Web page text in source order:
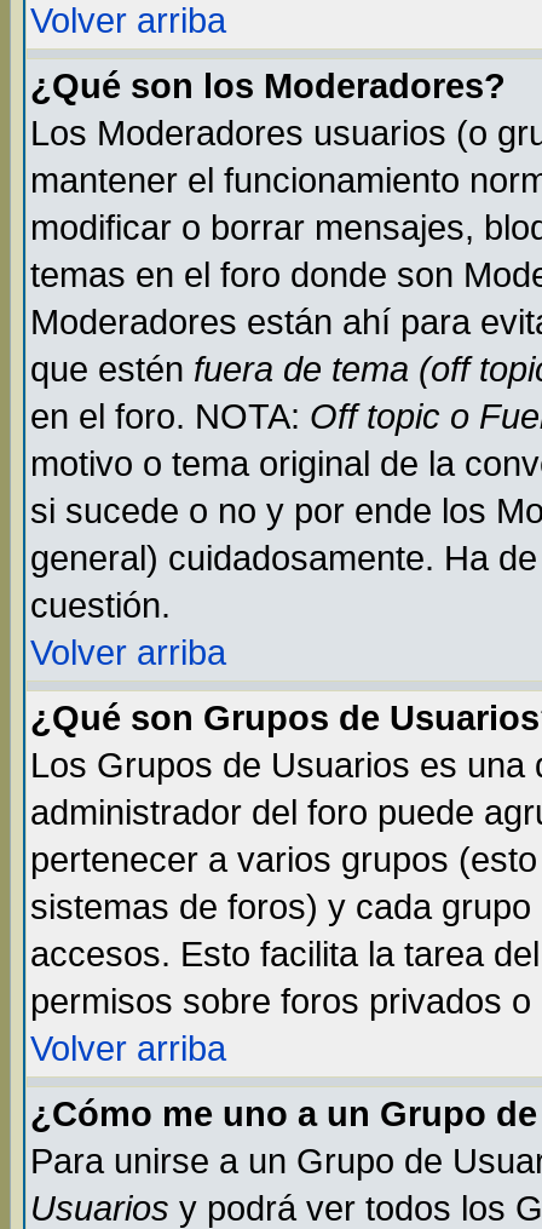
Volver arriba
¿Qué son los Moderadores?
Los Moderadores usuarios (o
mantener el funcionamiento
modificar o borrar mensajes,
temas en el foro donde son
Moderadores están ahí para
que estén fuera de tema (off
en el foro. NOTA: Off topic o
motivo o tema original de la
si sucede o no y por ende los
general) cuidadosamente. Ha
cuestión.
Volver arriba
¿Qué son Grupos de
Los Grupos de Usuarios es una
administrador del foro puede
pertenecer a varios grupos
sistemas de foros) y cada
accesos. Esto facilita la tarea
permisos sobre foros privados
Volver arriba
¿Cómo me uno a un Grupo
Para unirse a un Grupo de
Usuarios y podrá ver todos los